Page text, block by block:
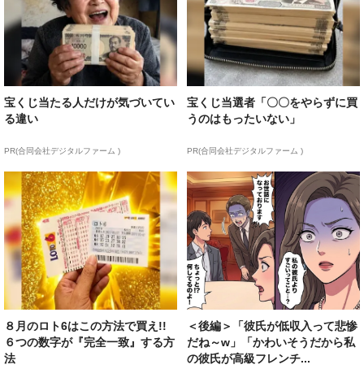
宝くじ当たる人だけが気づいてい
る違い
PR(合同会社デジタルファーム )
宝くじ当選者「〇〇をやらずに買
うのはもったいない」
PR(合同会社デジタルファーム )
８月のロト6はこの方法で買え!!
６つの数字が『完全一致』する方
法
＜後編＞「彼氏が低収入って悲惨
だね～w」「かわいそうだから私
の彼氏が高級フレンチ...